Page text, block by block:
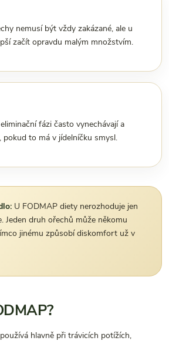
nemusí být vždy zakázané, ale u
začít opravdu malým množstvím.
fázi často vynechávají a
pokud to má v jídelníčku smysl.
U FODMAP diety nerozhoduje jen
Jeden druh ořechů může někomu
jinému způsobí diskomfort už v
hlavně při trávicích potížích,